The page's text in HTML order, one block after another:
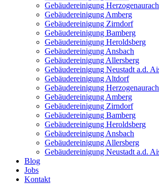
Gebäudereinigung Herzogenaurach
Gebäudereinigung Amberg
Gebäudereinigung Zirndorf
Gebäudereinigung Bamberg
Gebäudereinigung Heroldsberg
Gebäudereinigung Ansbach
Gebäudereinigung Allersberg
Gebäudereinigung Neustadt a.d.
Gebäudereinigung Altdorf
Gebäudereinigung Herzogenaurach
Gebäudereinigung Amberg
Gebäudereinigung Zirndorf
Gebäudereinigung Bamberg
Gebäudereinigung Heroldsberg
Gebäudereinigung Ansbach
Gebäudereinigung Allersberg
Gebäudereinigung Neustadt a.d.
Blog
Jobs
Kontakt